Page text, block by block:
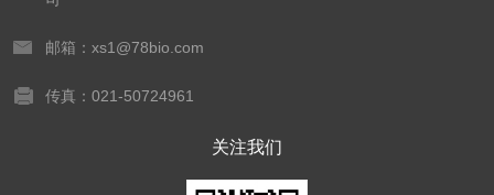
邮箱：xs1@78bio.com
传真：021-50724961
关注我们